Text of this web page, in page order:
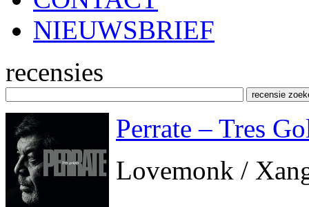
NIEUWSBRIEF
recensies
Perrate – Tres
Lovemonk /